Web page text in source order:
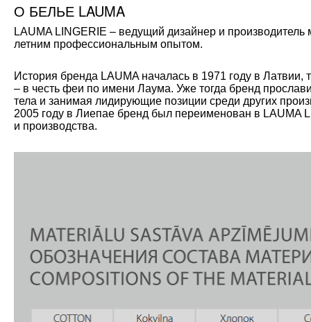
О БЕЛЬЕ LAUMA
LAUMA LINGERIE – ведущий дизайнер и
летним профессиональным опытом.
История бренда LAUMA началась в 1971 году в
– в честь феи по имени Лаума. Уже тогда бренд
тела и занимая лидирующие позиции среди других
2005 году в Лиепае бренд был переименован в LAUMA
и производства.